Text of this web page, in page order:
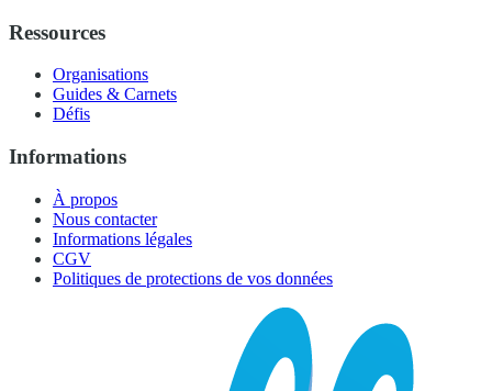
Ressources
Organisations
Guides & Carnets
Défis
Informations
À propos
Nous contacter
Informations légales
CGV
Politiques de protections de vos données